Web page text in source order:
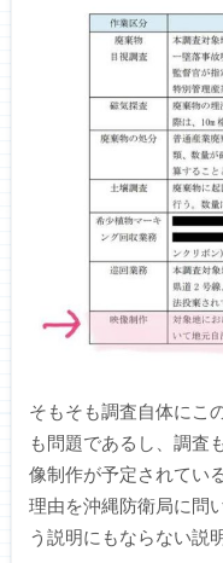
そもそも調査自体にこ
も問題であるし、調査
像制作が予定されてい
理由を沖縄防衛局に問
う説明にもならない説